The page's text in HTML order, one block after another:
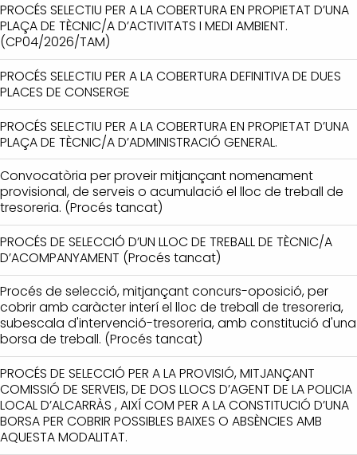
PROCÉS SELECTIU PER A LA COBERTURA EN PROPIETAT D’UNA
PLAÇA DE TÈCNIC/A D’ACTIVITATS I MEDI AMBIENT.
(CP04/2026/TAM)
PROCÉS SELECTIU PER A LA COBERTURA DEFINITIVA DE DUES
PLACES DE CONSERGE
PROCÉS SELECTIU PER A LA COBERTURA EN PROPIETAT D’UNA
PLAÇA DE TÈCNIC/A D’ADMINISTRACIÓ GENERAL.
Convocatòria per proveir mitjançant nomenament
provisional, de serveis o acumulació el lloc de treball de
tresoreria. (Procés tancat)
PROCÉS DE SELECCIÓ D’UN LLOC DE TREBALL DE TÈCNIC/A
D’ACOMPANYAMENT (Procés tancat)
Procés de selecció, mitjançant concurs-oposició, per
cobrir amb caràcter interí el lloc de treball de tresoreria,
subescala d'intervenció-tresoreria, amb constitució d'una
borsa de treball. (Procés tancat)
PROCÉS DE SELECCIÓ PER A LA PROVISIÓ, MITJANÇANT
COMISSIÓ DE SERVEIS, DE DOS LLOCS D’AGENT DE LA POLICIA
LOCAL D’ALCARRÀS , AIXÍ COM PER A LA CONSTITUCIÓ D’UNA
BORSA PER COBRIR POSSIBLES BAIXES O ABSÈNCIES AMB
AQUESTA MODALITAT.